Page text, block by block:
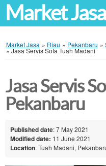
Market Jasa
Market Jasa » Riau » Pekanbaru »
»Jasa Servis Sofa Tuah Madani
Jasa Servis
Pekanbaru
Published date: 7 May 2021
Modified date: 11 June 2021
Location: Tuah Madani,